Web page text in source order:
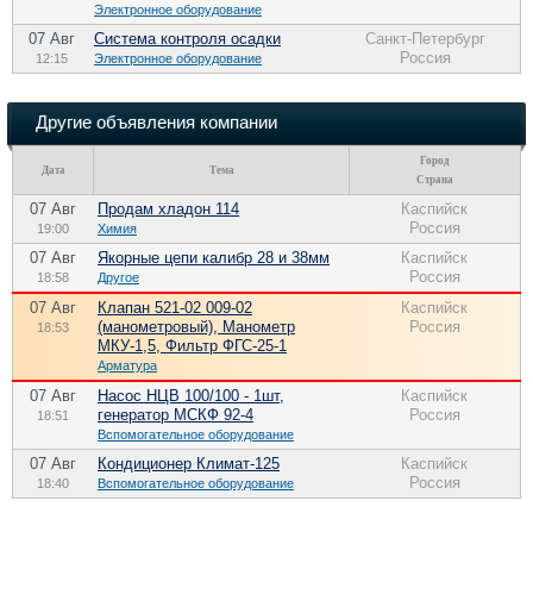
Электронное оборудование
07 Авг
12:15
Система контроля осадки
Электронное оборудование
Санкт-Петербург
Россия
Другие объявления компании
Дата Тема
Город
Страна
07 Авг
19:00
Продам хладон 114
Химия
Каспийск
Россия
07 Авг
18:58
Якорные цепи калибр 28 и 38мм
Другое
Каспийск
Россия
07 Авг
18:53
Клапан 521-02 009-02
(манометровый), Манометр
МКУ-1,5, Фильтр ФГС-25-1
Арматура
Каспийск
Россия
07 Авг
18:51
Насос НЦВ 100/100 - 1шт,
генератор МСКФ 92-4
Вспомогательное оборудование
Каспийск
Россия
07 Авг
18:40
Кондиционер Климат-125
Вспомогательное оборудование
Каспийск
Россия